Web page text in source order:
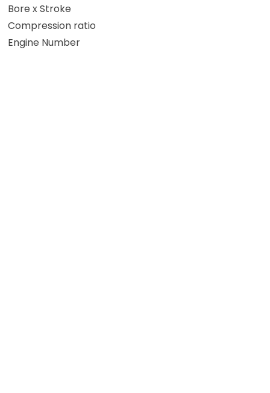
Bore x Stroke
Compression ratio
Engine Number